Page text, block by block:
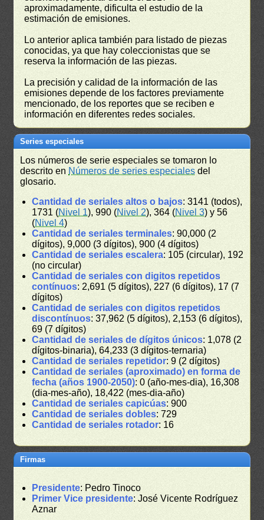
aproximadamente, dificulta el estudio de la
estimación de emisiones.
Lo anterior aplica también para listado de piezas
conocidas, ya que hay coleccionistas que se
reserva la información de las piezas.
La precisión y calidad de la información de las
emisiones depende de los factores previamente
mencionado, de los reportes que se reciben e
información en diferentes redes sociales.
Series especiales
Los números de serie especiales se tomaron lo
descrito en Números de series especiales del
glosario.
Cantidad de seriales altos o bajos: 3141 (todos),
1731 (Nivel 1), 990 (Nivel 2), 364 (Nivel 3) y 56
(Nivel 4)
Cantidad de seriales terminales: 90,000 (2
dígitos), 9,000 (3 dígitos), 900 (4 dígitos)
Cantidad de seriales escalera: 105 (circular), 192
(no circular)
Cantidad de seriales con digitos repetidos
contínuos: 2,691 (5 dígitos), 227 (6 dígitos), 17 (7
dígitos)
Cantidad de seriales con digitos repetidos
discontínuos: 37,962 (5 dígitos), 2,153 (6 dígitos),
69 (7 dígitos)
Cantidad de seriales de dígitos únicos: 1,078 (2
dígitos-binaria), 64,233 (3 dígitos-ternaria)
Cantidad de seriales repetidor: 9 (2 dígitos)
Cantidad de seriales (aproximado) en forma de
fecha (años 1900-2050): 0 (año-mes-dia), 16,308
(dia-mes-año), 18,422 (mes-dia-año)
Cantidad de seriales capicúas: 900
Cantidad de seriales dobles: 729
Cantidad de seriales rotador: 16
Firmas
Presidente: Pedro Tinoco
Primer Vice presidente: José Vicente Rodríguez
Aznar